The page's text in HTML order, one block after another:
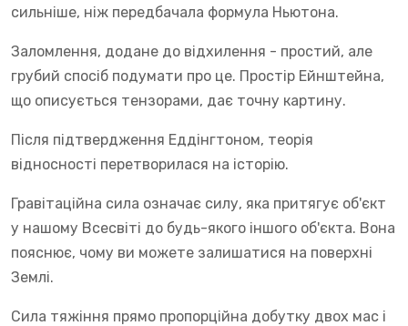
сильніше, ніж передбачала формула Ньютона.
Заломлення, додане до відхилення - простий, але
грубий спосіб подумати про це. Простір Ейнштейна,
що описується тензорами, дає точну картину.
Після підтвердження Еддінгтоном, теорія
відносності перетворилася на історію.
Гравітаційна сила означає силу, яка притягує об'єкт
у нашому Всесвіті до будь-якого іншого об'єкта. Вона
пояснює, чому ви можете залишатися на поверхні
Землі.
Сила тяжіння прямо пропорційна добутку двох мас і